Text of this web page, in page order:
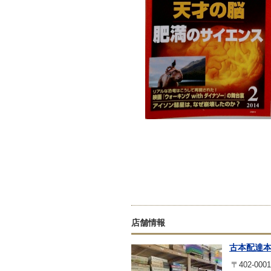
店舗情報
古本配達
〒402-0001